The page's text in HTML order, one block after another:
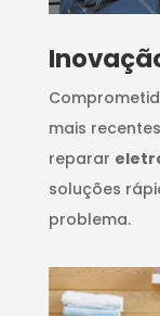
mais
reparar
soluções
problema.